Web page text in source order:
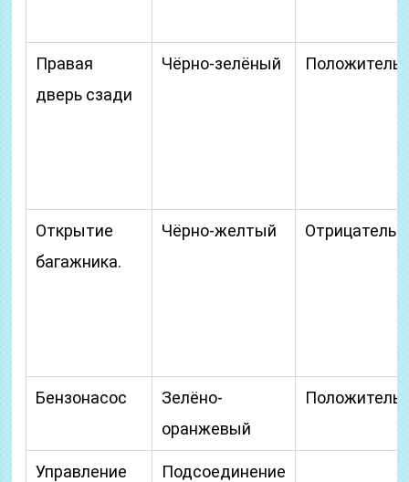
Правая
дверь сзади
Чёрно-зелёный
Открытие
багажника.
Чёрно-желтый
Бензонасос
Зелёно-
оранжевый
Управление
Подсоединение